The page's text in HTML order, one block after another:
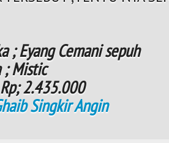
; Eyang Cemani sepuh
; Mistic
2.435.000
Singkir Angin